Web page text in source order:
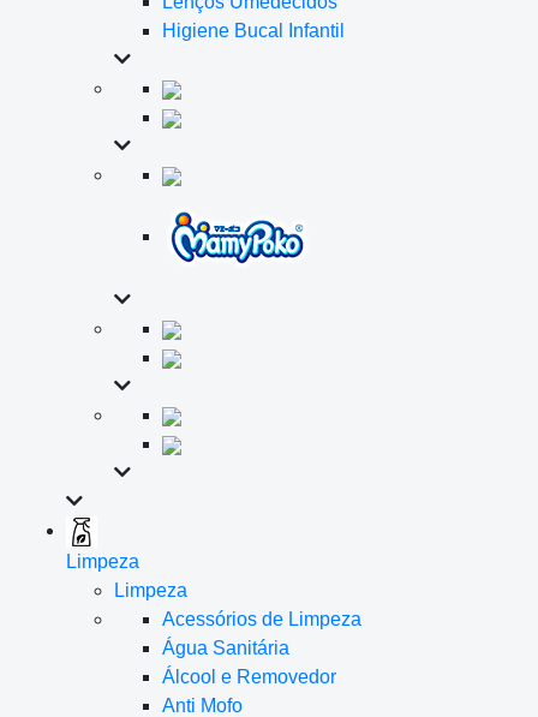
Higiene Bucal Infantil
Limpeza
Limpeza
Acessórios de Limpeza
Água Sanitária
Álcool e Removedor
Anti Mofo